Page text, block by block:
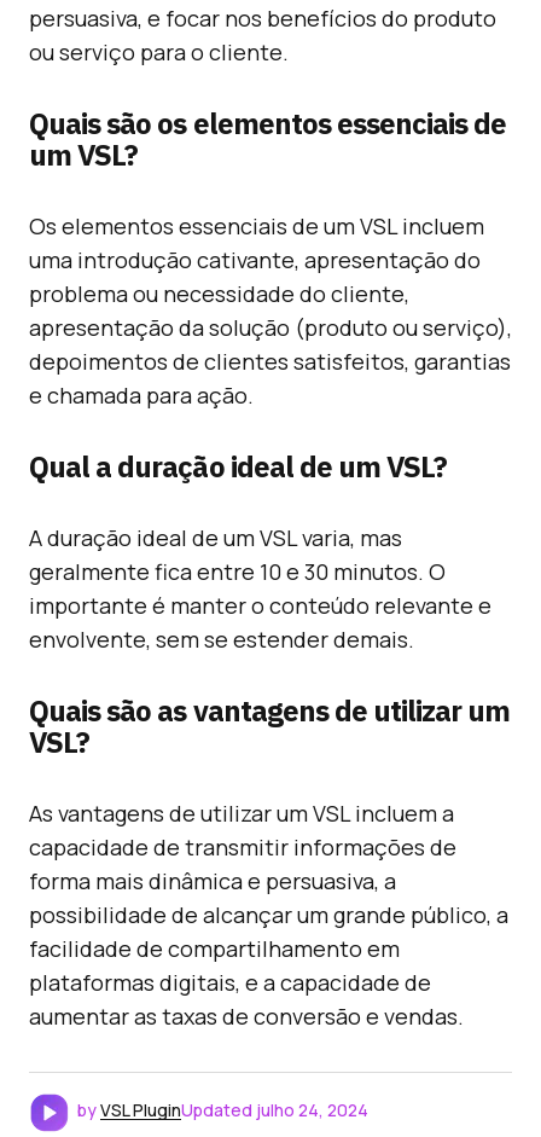
persuasiva, e focar nos benefícios do produto
ou serviço para o cliente.
Quais são os elementos essenciais de
um VSL?
Os elementos essenciais de um VSL incluem
uma introdução cativante, apresentação do
problema ou necessidade do cliente,
apresentação da solução (produto ou serviço),
depoimentos de clientes satisfeitos, garantias
e chamada para ação.
Qual a duração ideal de um VSL?
A duração ideal de um VSL varia, mas
geralmente fica entre 10 e 30 minutos. O
importante é manter o conteúdo relevante e
envolvente, sem se estender demais.
Quais são as vantagens de utilizar um
VSL?
As vantagens de utilizar um VSL incluem a
capacidade de transmitir informações de
forma mais dinâmica e persuasiva, a
possibilidade de alcançar um grande público, a
facilidade de compartilhamento em
plataformas digitais, e a capacidade de
aumentar as taxas de conversão e vendas.
byVSL PluginUpdated julho 24, 2024